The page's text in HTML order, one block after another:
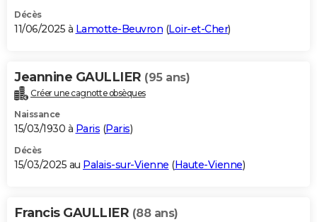
Décès
11/06/2025 à Lamotte-Beuvron (Loir-et-Cher)
Jeannine GAULLIER (95 ans)
Créer une cagnotte obsèques
Naissance
15/03/1930 à Paris (Paris)
Décès
15/03/2025 au Palais-sur-Vienne (Haute-Vienne)
Francis GAULLIER (88 ans)